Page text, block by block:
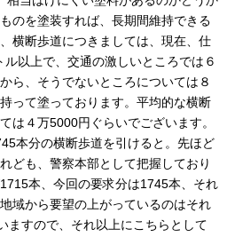
のを塗装すれば、長期間維持できる
横断歩道につきましては、現在、仕
以上で、交通の激しいところでは６
ら、そうでないところについては８
って塗っております。平均的な横断
は４万5000円ぐらいでございます。
本分の横断歩道を引けると。先ほど
ども、警察本部として把握しており
本、今回の要求分は1745本、それ
域から要望の上がっているのはそれ
ますので、それ以上にこちらとして